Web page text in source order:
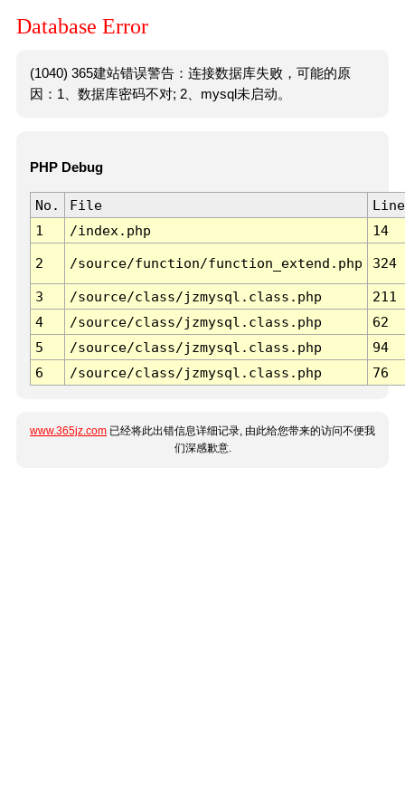
Database Error
(1040) 365建站错误警告：连接数据库失败，可能的原
因：1、数据库密码不对; 2、mysql未启动。
PHP Debug
No. File
Line
1
/index.php 14
2 /source/function/function_extend.php 324
3 /source/class/jzmysql.class.php
211
4
/source/class/jzmysql.class.php
62
5
/source/class/jzmysql.class.php
94
6
/source/class/jzmysql.class.php 76
www.365jz.com 已经将此出错信息详细记录, 由此给您带来的访问不便我
们深感歉意.